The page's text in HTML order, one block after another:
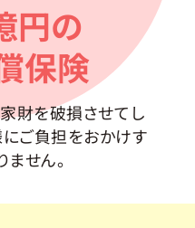
円の
保険
財を破損させてし
にご負担をおかけす
ません。